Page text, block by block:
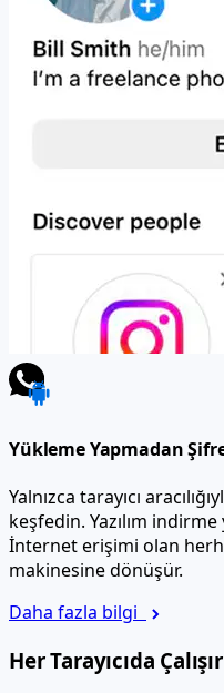
Yükleme Yapmadan
Yalnızca tarayıcı
keşfedin. Yazılım
İnternet erişimi olan
makinesine dönüşür.
Daha fazla bilgi
Her Tarayıcıda Çalışır